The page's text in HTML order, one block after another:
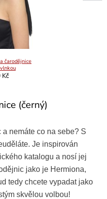
čarodějnice
(černý)
nemáte co na sebe? S
Je inspirován
katalogu a nosí jej
jako je Hermiona,
tedy chcete vypadat jako
skvělou volbou!